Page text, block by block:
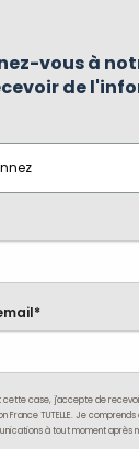
vous à
de
cette case, j'accepte de
France TUTELLE. Je
à tout moment après